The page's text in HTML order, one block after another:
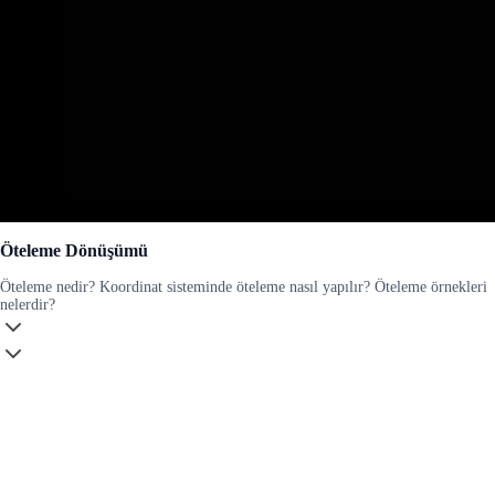
Öteleme Dönüşümü
Öteleme nedir? Koordinat sisteminde öteleme nasıl yapılır? Öteleme örnekleri
nelerdir?